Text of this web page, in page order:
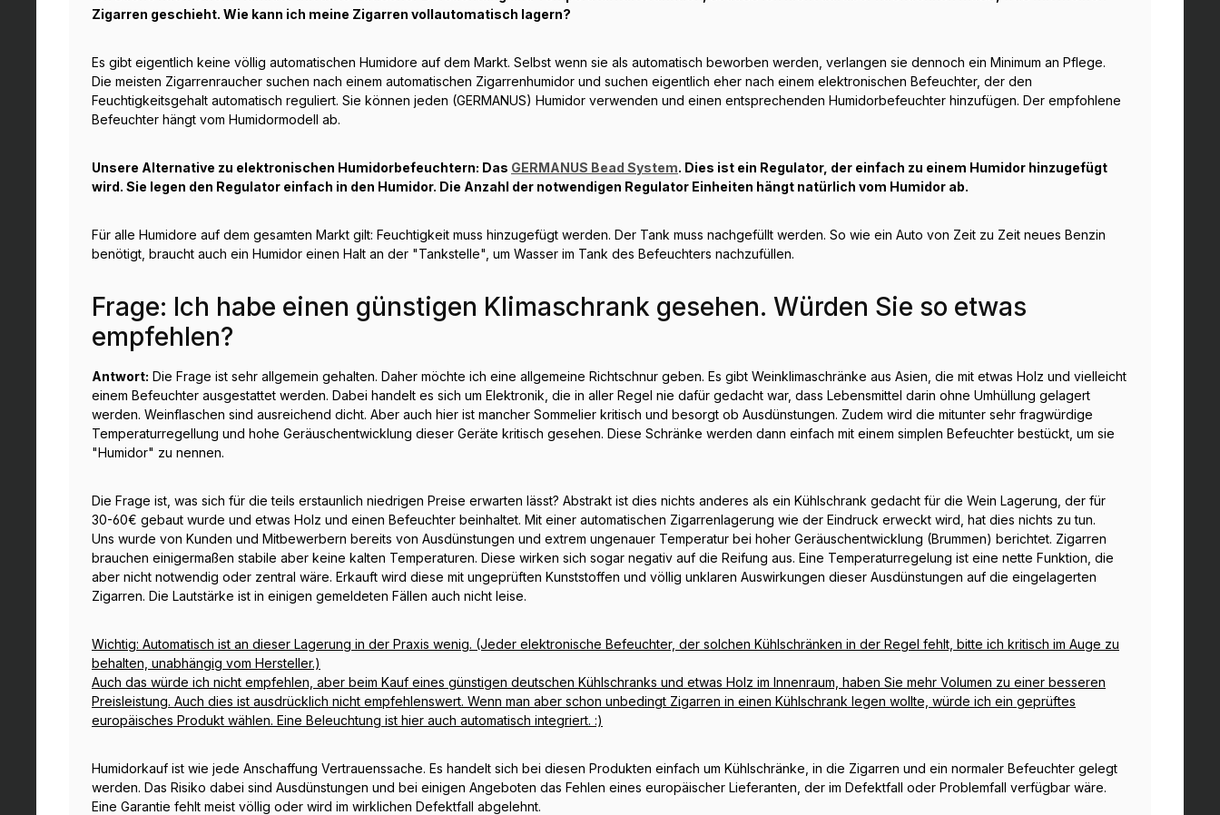
Zigarren geschieht. Wie kann ich meine Zigarren vollautomatisch lagern?
Es gibt eigentlich keine völlig automatischen Humidore auf dem Markt. Selbst wenn sie als automatisch beworben werden, verlangen sie dennoch ein Minimum an Pflege.
Die meisten Zigarrenraucher suchen nach einem automatischen Zigarrenhumidor und suchen eigentlich eher nach einem elektronischen Befeuchter, der den
Feuchtigkeitsgehalt automatisch reguliert. Sie können jeden (GERMANUS) Humidor verwenden und einen entsprechenden Humidorbefeuchter hinzufügen. Der empfohlene
Befeuchter hängt vom Humidormodell ab.
Unsere Alternative zu elektronischen Humidorbefeuchtern: Das GERMANUS Bead System. Dies ist ein Regulator, der einfach zu einem Humidor hinzugefügt
wird. Sie legen den Regulator einfach in den Humidor. Die Anzahl der notwendigen Regulator Einheiten hängt natürlich vom Humidor ab.
Für alle Humidore auf dem gesamten Markt gilt: Feuchtigkeit muss hinzugefügt werden. Der Tank muss nachgefüllt werden. So wie ein Auto von Zeit zu Zeit neues Benzin
benötigt, braucht auch ein Humidor einen Halt an der "Tankstelle", um Wasser im Tank des Befeuchters nachzufüllen.
Frage: Ich habe einen günstigen Klimaschrank gesehen. Würden Sie so etwas
empfehlen?
Antwort: Die Frage ist sehr allgemein gehalten. Daher möchte ich eine allgemeine Richtschnur geben. Es gibt Weinklimaschränke aus Asien, die mit etwas Holz und vielleicht
einem Befeuchter ausgestattet werden. Dabei handelt es sich um Elektronik, die in aller Regel nie dafür gedacht war, dass Lebensmittel darin ohne Umhüllung gelagert
werden. Weinflaschen sind ausreichend dicht. Aber auch hier ist mancher Sommelier kritisch und besorgt ob Ausdünstungen. Zudem wird die mitunter sehr fragwürdige
Temperaturregellung und hohe Geräuschentwicklung dieser Geräte kritisch gesehen. Diese Schränke werden dann einfach mit einem simplen Befeuchter bestückt, um sie
"Humidor" zu nennen.
Die Frage ist, was sich für die teils erstaunlich niedrigen Preise erwarten lässt? Abstrakt ist dies nichts anderes als ein Kühlschrank gedacht für die Wein Lagerung, der für
30-60€ gebaut wurde und etwas Holz und einen Befeuchter beinhaltet. Mit einer automatischen Zigarrenlagerung wie der Eindruck erweckt wird, hat dies nichts zu tun.
Uns wurde von Kunden und Mitbewerbern bereits von Ausdünstungen und extrem ungenauer Temperatur bei hoher Geräuschentwicklung (Brummen) berichtet. Zigarren
brauchen einigermaßen stabile aber keine kalten Temperaturen. Diese wirken sich sogar negativ auf die Reifung aus. Eine Temperaturregelung ist eine nette Funktion, die
aber nicht notwendig oder zentral wäre. Erkauft wird diese mit ungeprüften Kunststoffen und völlig unklaren Auswirkungen dieser Ausdünstungen auf die eingelagerten
Zigarren. Die Lautstärke ist in einigen gemeldeten Fällen auch nicht leise.
Wichtig: Automatisch ist an dieser Lagerung in der Praxis wenig. (Jeder elektronische Befeuchter, der solchen Kühlschränken in der Regel fehlt, bitte ich kritisch im Auge zu
behalten, unabhängig vom Hersteller.)
Auch das würde ich nicht empfehlen, aber beim Kauf eines günstigen deutschen Kühlschranks und etwas Holz im Innenraum, haben Sie mehr Volumen zu einer besseren
Preisleistung. Auch dies ist ausdrücklich nicht empfehlenswert. Wenn man aber schon unbedingt Zigarren in einen Kühlschrank legen wollte, würde ich ein geprüftes
europäisches Produkt wählen. Eine Beleuchtung ist hier auch automatisch integriert. :)
Humidorkauf ist wie jede Anschaffung Vertrauenssache. Es handelt sich bei diesen Produkten einfach um Kühlschränke, in die Zigarren und ein normaler Befeuchter gelegt
werden. Das Risiko dabei sind Ausdünstungen und bei einigen Angeboten das Fehlen eines europäischer Lieferanten, der im Defektfall oder Problemfall verfügbar wäre.
Eine Garantie fehlt meist völlig oder wird im wirklichen Defektfall abgelehnt.